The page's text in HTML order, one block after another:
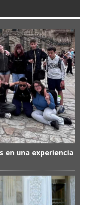
en una experiencia